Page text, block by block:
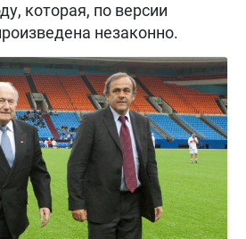
которая, по версии
незаконно.